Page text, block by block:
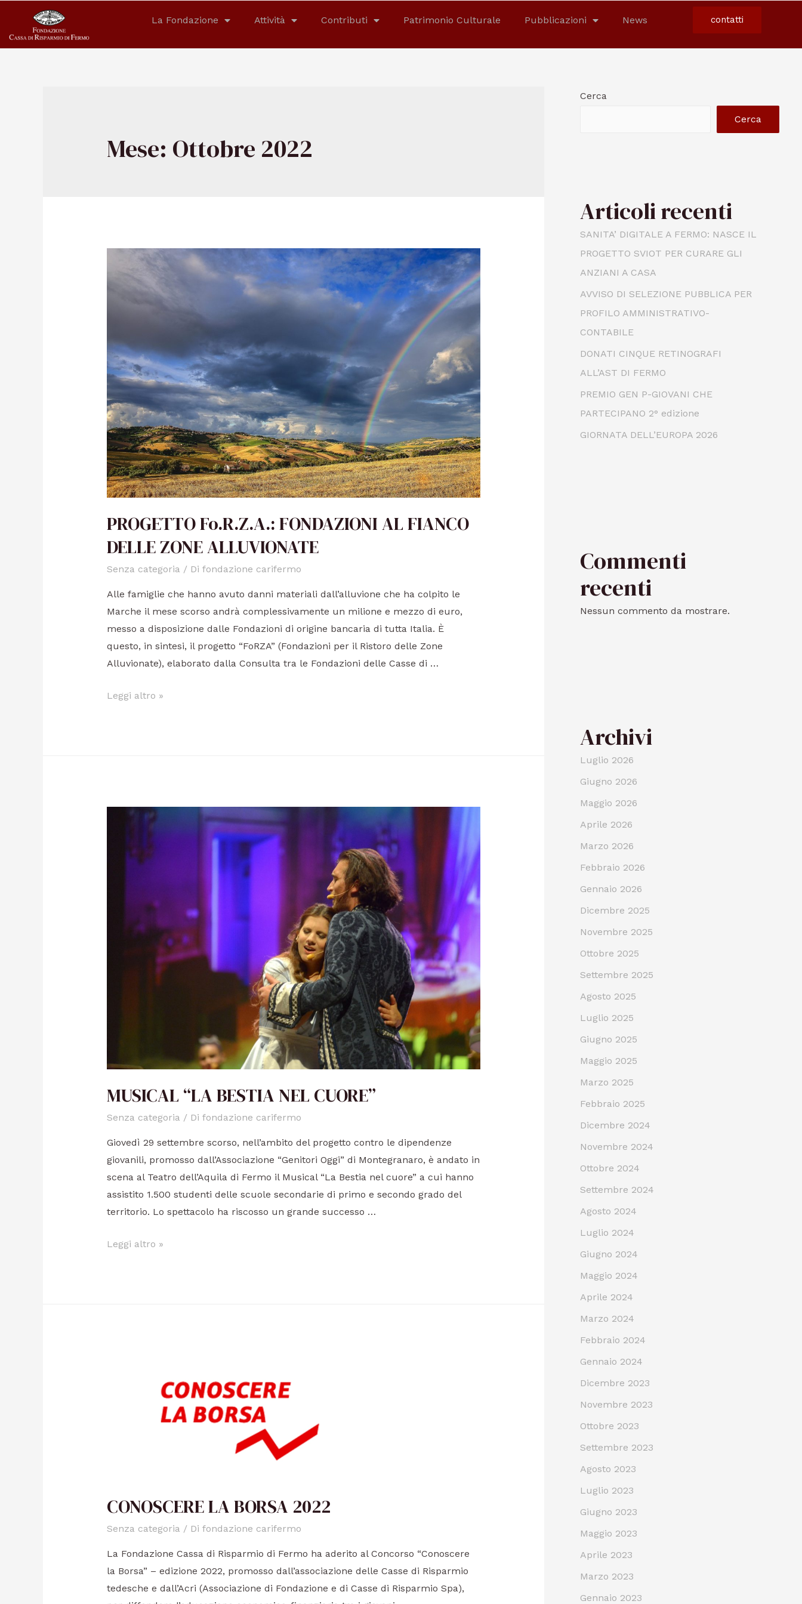
La Fondazione Attività Contributi Patrimonio Culturale Pubblicazioni News contatti
Mese: Ottobre 2022
PROGETTO Fo.R.Z.A.: FONDAZIONI AL FIANCO
DELLE ZONE ALLUVIONATE
Senza categoria / Di fondazione carifermo
Alle famiglie che hanno avuto danni materiali dall’alluvione che ha colpito le
Marche il mese scorso andrà complessivamente un milione e mezzo di euro,
messo a disposizione dalle Fondazioni di origine bancaria di tutta Italia. È
questo, in sintesi, il progetto “FoRZA” (Fondazioni per il Ristoro delle Zone
Alluvionate), elaborato dalla Consulta tra le Fondazioni delle Casse di …
Leggi altro »
MUSICAL “LA BESTIA NEL CUORE”
Senza categoria / Di fondazione carifermo
Giovedì 29 settembre scorso, nell’ambito del progetto contro le dipendenze
giovanili, promosso dall’Associazione “Genitori Oggi” di Montegranaro, è andato in
scena al Teatro dell’Aquila di Fermo il Musical “La Bestia nel cuore” a cui hanno
assistito 1.500 studenti delle scuole secondarie di primo e secondo grado del
territorio. Lo spettacolo ha riscosso un grande successo …
Leggi altro »
CONOSCERE LA BORSA 2022
Senza categoria / Di fondazione carifermo
La Fondazione Cassa di Risparmio di Fermo ha aderito al Concorso “Conoscere
la Borsa” – edizione 2022, promosso dall’associazione delle Casse di Risparmio
tedesche e dall’Acri (Associazione di Fondazione e di Casse di Risparmio Spa),
Cerca
Cerca
Articoli recenti
SANITA’ DIGITALE A FERMO: NASCE IL
PROGETTO SVIOT PER CURARE GLI
ANZIANI A CASA
AVVISO DI SELEZIONE PUBBLICA PER
PROFILO AMMINISTRATIVO-
CONTABILE
DONATI CINQUE RETINOGRAFI
ALL’AST DI FERMO
PREMIO GEN P-GIOVANI CHE
PARTECIPANO 2° edizione
GIORNATA DELL’EUROPA 2026
Commenti
recenti
Nessun commento da mostrare.
Archivi
Luglio 2026
Giugno 2026
Maggio 2026
Aprile 2026
Marzo 2026
Febbraio 2026
Gennaio 2026
Dicembre 2025
Novembre 2025
Ottobre 2025
Settembre 2025
Agosto 2025
Luglio 2025
Giugno 2025
Maggio 2025
Marzo 2025
Febbraio 2025
Dicembre 2024
Novembre 2024
Ottobre 2024
Settembre 2024
Agosto 2024
Luglio 2024
Giugno 2024
Maggio 2024
Aprile 2024
Marzo 2024
Febbraio 2024
Gennaio 2024
Dicembre 2023
Novembre 2023
Ottobre 2023
Settembre 2023
Agosto 2023
Luglio 2023
Giugno 2023
Maggio 2023
Aprile 2023
Marzo 2023
Gennaio 2023